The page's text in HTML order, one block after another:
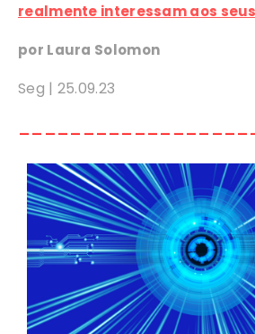
realmente interessam aos
por Laura Solomon
Seg | 25.09.23